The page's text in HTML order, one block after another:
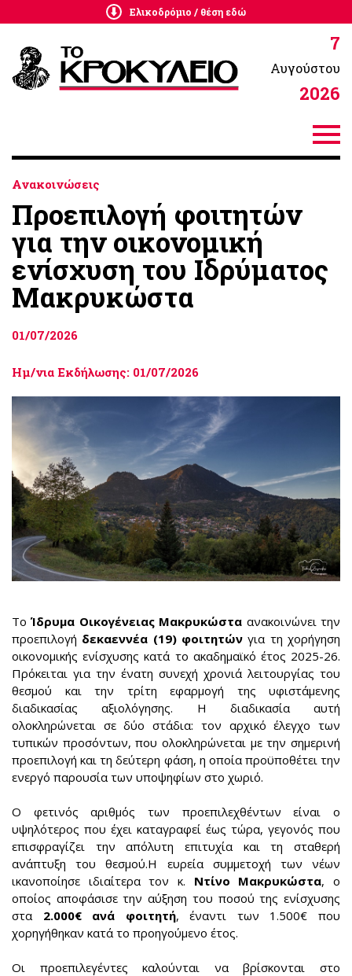
7
Αυγούστου
2026
Ελικοδρόμιο / θέση εδώ
Ανακοινώσεις
Προεπιλογή φοιτητών
για την οικονομική
ενίσχυση του Ιδρύματος
Μακρυκώστα
01/07/2026
Ημ/νια Εκδήλωσης: 01/07/2026
ΤοΊδρυμα Οικογένειας Μακρυκώστα ανακοινώνει την
προεπιλογή δεκαεννέα (19) φοιτητώνγια τη χορήγηση
οικονομικής ενίσχυσης κατά το ακαδημαϊκό έτος 2025-26.
Πρόκειται για την ένατη συνεχή χρονιά λειτουργίας του
θεσμού και την τρίτη εφαρμογή της υφιστάμενης
διαδικασίας αξιολόγησης. Η διαδικασία αυτή
ολοκληρώνεται σε δύο στάδια: τον αρχικό έλεγχο των
τυπικών προσόντων, που ολοκληρώνεται με την σημερινή
προεπιλογή και τη δεύτερη φάση, η οποία προϋποθέτει την
ενεργό παρουσία των υποψηφίων στο χωριό.
Ο φετινός αριθμός των προεπιλεχθέντων είναι ο
υψηλότερος που έχει καταγραφεί έως τώρα, γεγονός που
επισφραγίζει την απόλυτη επιτυχία και τη σταθερή
ανάπτυξη του θεσμού.Η ευρεία συμμετοχή των νέων
ικανοποίησε ιδιαίτερα τον κ. Ντίνο Μακρυκώστα, ο
οποίος αποφάσισε την αύξηση του ποσού της ενίσχυσης
στα 2.000€ ανά φοιτητή, έναντι των 1.500€ που
χορηγήθηκαν κατά το προηγούμενο έτος.
Οι προεπιλεγέντες καλούνται να βρίσκονται στο